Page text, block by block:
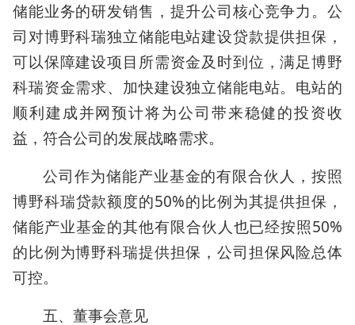
储能业务的研发销售，提升公司核心竞争力。公
司对博野科瑞独立储能电站建设贷款提供担保，
可以保障建设项目所需资金及时到位，满足博野
科瑞资金需求、加快建设独立储能电站。电站的
顺利建成并网预计将为公司带来稳健的投资收
益，符合公司的发展战略需求。
公司作为储能产业基金的有限合伙人，按照
博野科瑞贷款额度的50%的比例为其提供担保，
储能产业基金的其他有限合伙人也已经按照50%
的比例为博野科瑞提供担保，公司担保风险总体
可控。
五、董事会意见